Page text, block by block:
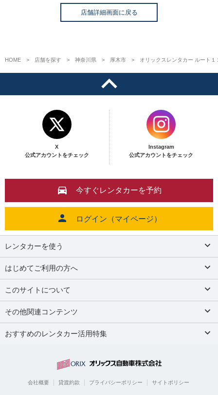
店舗詳細画面に戻る
HOME 店舗を探す 神奈川県 厚木市 オリックスレンタカー ルート
X
公式アカウントをチェック
Instagram
公式アカウントをチェック
今すぐレンタカーを予約
ログイン（マイページ）
レンタカーを使う
はじめてご利用の方へ
このサイトについて
その他関連コンテンツ
おすすめのレンタカー活用特集
会社概要 貸渡約款 プライバシーポリシー サイトポリシー